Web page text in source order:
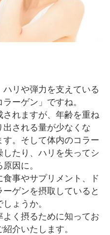
リや弾力を支えている
ーゲン」ですね。
れますが、年齢を重ね
される量が少なくな
。そして体内のコラー
たり、ハリを失ってシ
因に。
事やサプリメント、ド
ゲンを摂取していると
ょうか。
く摂るために知ってお
介いたします。